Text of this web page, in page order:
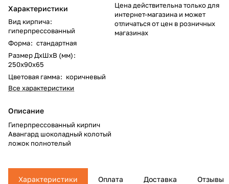
Характеристики
Вид кирпича:
гиперпрессованный
Форма: стандартная
Размер ДхШхВ (мм):
250x90x65
Цветовая гамма: коричневый
Все характеристики
Описание
Гиперпрессованный кирпич
Авангард шоколадный колотый
ложок полнотелый
Цена действительна только для
интернет-магазина и может
отличаться от цен в розничных
магазинах
Характеристики Оплата Доставка Отзывы